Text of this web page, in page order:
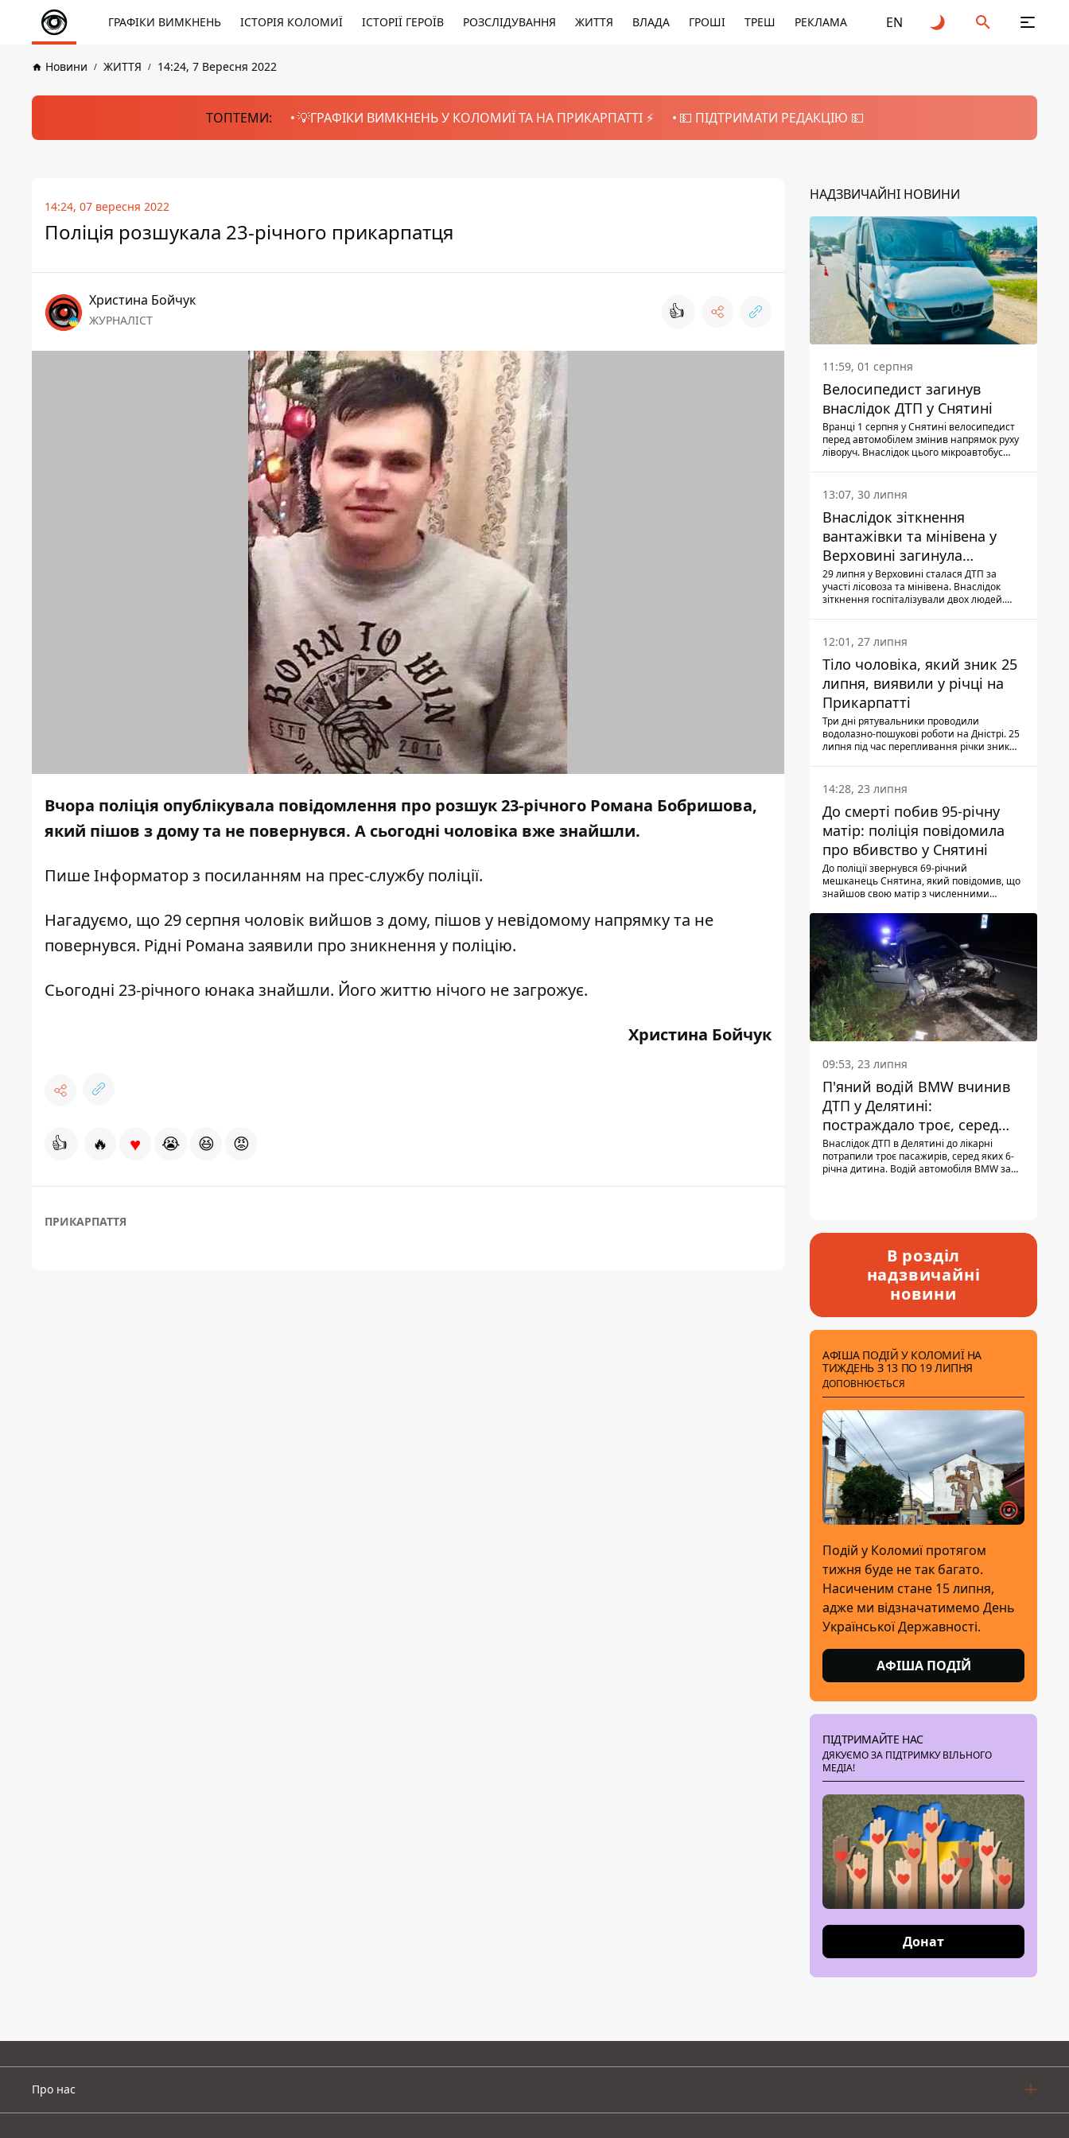
ГРАФІКИ ВИМКНЕНЬ ІСТОРІЯ КОЛОМИЇ ІСТОРІЇ ГЕРОЇВ РОЗСЛІДУВАННЯ ЖИТТЯ ВЛАДА ГРОШІ ТРЕШ РЕКЛАМА EN
Новини ЖИТТЯ 14:24, 7 Вересня 2022
ТОПТЕМИ: 💡ГРАФІКИ ВИМКНЕНЬ У КОЛОМИЇ ТА НА ПРИКАРПАТТІ ⚡️ 💵 ПІДТРИМАТИ РЕДАКЦІЮ 💵
14:24, 07 вересня 2022
Поліція розшукала 23-річного прикарпатця
Христина Бойчук
ЖУРНАЛІСТ 👍
Вчора поліція опублікувала повідомлення про розшук 23-річного Романа Бобришова,
який пішов з дому та не повернувся. А сьогодні чоловіка вже знайшли.
ПишеІнформаторз посиланням на прес-службу поліції.
Нагадуємо, що 29 серпня чоловік вийшов з дому, пішов у невідомому напрямку та не
повернувся. Рідні Романа заявили про зникнення у поліцію.
Сьогодні 23-річного юнака знайшли. Його життю нічого не загрожує.
Христина Бойчук
👍 🔥 ♥ 😭 😆 😡
ПРИКАРПАТТЯ
НАДЗВИЧАЙНІ НОВИНИ
11:59, 01 серпня
Велосипедист загинув
внаслідок ДТП у Снятині
Вранці 1 серпня у Снятині велосипедист
перед автомобілем змінив напрямок руху
ліворуч. Внаслідок цього мікроавтобус
13:07, 30 липня
Внаслідок зіткнення
вантажівки та мінівена у
Верховині загинула
пасажирка, водійка - у
лікарні
29 липня у Верховині сталася ДТП за
участі лісовоза та мінівена. Внаслідок
зіткнення госпіталізували двох людей.
Також травми отримала водійка
автомобіля.
12:01, 27 липня
Тіло чоловіка, який зник 25
липня, виявили у річці на
Прикарпатті
Три дні рятувальники проводили
водолазно-пошукові роботи на Дністрі. 25
липня під час перепливання річки зник
виявили тіло.
14:28, 23 липня
До смерті побив 95-річну
матір: поліція повідомила
про вбивство у Снятині
До поліції звернувся 69-річний
мешканець Снятина, який повідомив, що
знайшов свою матір з численними
з'ясували правоохоронці, ці травми жінці
наніс її син.
09:53, 23 липня
П'яний водій BMW вчинив
ДТП у Делятині:
постраждало троє, серед
них - дитина
Внаслідок ДТП в Делятині до лікарні
потрапили троє пасажирів, серед яких 6-
річна дитина. Водій автомобіля BMW за
В розділ
надзвичайні
новини
АФІША ПОДІЙ У КОЛОМИЇ НА
ТИЖДЕНЬ З 13 ПО 19 ЛИПНЯ
ДОПОВНЮЄТЬСЯ
Подій у Коломиї протягом
тижня буде не так багато.
Насиченим стане 15 липня,
адже ми відзначатимемо День
Української Державності.
АФІША ПОДІЙ
ПІДТРИМАЙТЕ НАС
ДЯКУЄМО ЗА ПІДТРИМКУ ВІЛЬНОГО
МЕДІА!
Донат
Про нас